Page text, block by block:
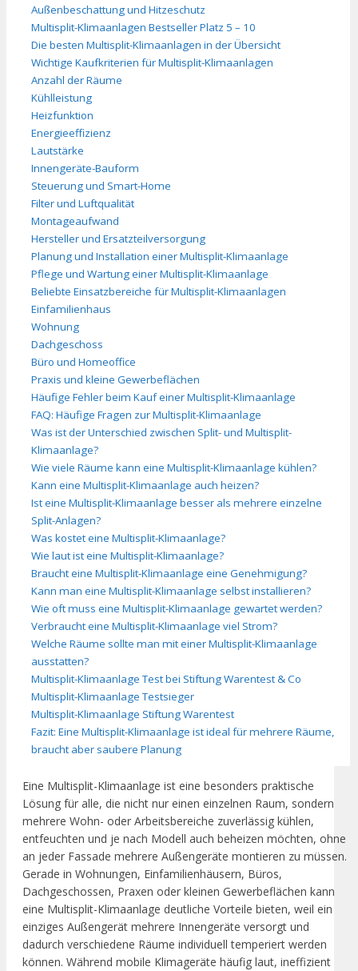
Außenbeschattung und Hitzeschutz
Multisplit-Klimaanlagen Bestseller Platz 5 – 10
Die besten Multisplit-Klimaanlagen in der Übersicht
Wichtige Kaufkriterien für Multisplit-Klimaanlagen
Anzahl der Räume
Kühlleistung
Heizfunktion
Energieeffizienz
Lautstärke
Innengeräte-Bauform
Steuerung und Smart-Home
Filter und Luftqualität
Montageaufwand
Hersteller und Ersatzteilversorgung
Planung und Installation einer Multisplit-Klimaanlage
Pflege und Wartung einer Multisplit-Klimaanlage
Beliebte Einsatzbereiche für Multisplit-Klimaanlagen
Einfamilienhaus
Wohnung
Dachgeschoss
Büro und Homeoffice
Praxis und kleine Gewerbeflächen
Häufige Fehler beim Kauf einer Multisplit-Klimaanlage
FAQ: Häufige Fragen zur Multisplit-Klimaanlage
Was ist der Unterschied zwischen Split- und Multisplit-
Klimaanlage?
Wie viele Räume kann eine Multisplit-Klimaanlage kühlen?
Kann eine Multisplit-Klimaanlage auch heizen?
Ist eine Multisplit-Klimaanlage besser als mehrere einzelne
Split-Anlagen?
Was kostet eine Multisplit-Klimaanlage?
Wie laut ist eine Multisplit-Klimaanlage?
Braucht eine Multisplit-Klimaanlage eine Genehmigung?
Kann man eine Multisplit-Klimaanlage selbst installieren?
Wie oft muss eine Multisplit-Klimaanlage gewartet werden?
Verbraucht eine Multisplit-Klimaanlage viel Strom?
Welche Räume sollte man mit einer Multisplit-Klimaanlage
ausstatten?
Multisplit-Klimaanlage Test bei Stiftung Warentest & Co
Multisplit-Klimaanlage Testsieger
Multisplit-Klimaanlage Stiftung Warentest
Fazit: Eine Multisplit-Klimaanlage ist ideal für mehrere Räume,
braucht aber saubere Planung
Eine Multisplit-Klimaanlage ist eine besonders praktische
Lösung für alle, die nicht nur einen einzelnen Raum, sondern
mehrere Wohn- oder Arbeitsbereiche zuverlässig kühlen,
entfeuchten und je nach Modell auch beheizen möchten, ohne
an jeder Fassade mehrere Außengeräte montieren zu müssen.
Gerade in Wohnungen, Einfamilienhäusern, Büros,
Dachgeschossen, Praxen oder kleinen Gewerbeflächen kann
eine Multisplit-Klimaanlage deutliche Vorteile bieten, weil ein
einziges Außengerät mehrere Innengeräte versorgt und
dadurch verschiedene Räume individuell temperiert werden
können. Während mobile Klimageräte häufig laut, ineffizient